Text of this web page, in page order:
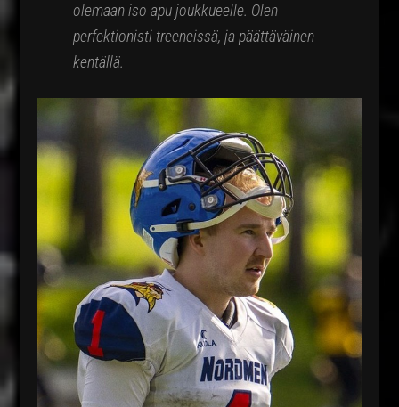
olemaan iso apu joukkueelle. Olen
perfektionisti treeneissä, ja päättäväinen
kentällä.